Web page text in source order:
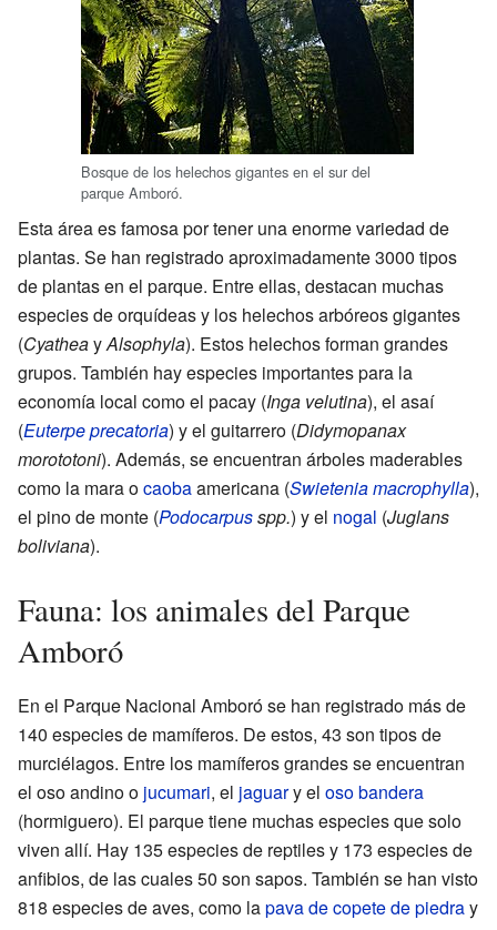
Bosque de los helechos gigantes en el sur del
parque Amboró.
Esta área es famosa por tener una enorme variedad de
plantas. Se han registrado aproximadamente 3000 tipos
de plantas en el parque. Entre ellas, destacan muchas
especies de orquídeas y los helechos arbóreos gigantes
(CyatheayAlsophyla). Estos helechos forman grandes
grupos. También hay especies importantes para la
economía local como el pacay (Inga velutina), el asaí
(Euterpe precatoria) y el guitarrero (Didymopanax
morototoni). Además, se encuentran árboles maderables
como la mara ocaobaamericana (Swietenia macrophylla),
el pino de monte (Podocarpusspp.) y el nogal (Juglans
boliviana).
Fauna: los animales del Parque
Amboró
En el Parque Nacional Amboró se han registrado más de
140 especies de mamíferos. De estos, 43 son tipos de
murciélagos. Entre los mamíferos grandes se encuentran
el oso andino o jucumari, el jaguary el oso bandera
(hormiguero). El parque tiene muchas especies que solo
viven allí. Hay 135 especies de reptiles y 173 especies de
anfibios, de las cuales 50 son sapos. También se han visto
818 especies de aves, como lapava de copete de piedray